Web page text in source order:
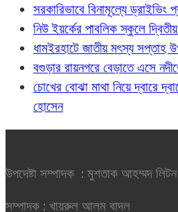
সরকারিভাবে বিনামূল্যে ড্রাইভিং
নিউ ইয়র্কের পাবলিক স্কুলে দ্বিতীয়
ধামইরহাটে জাতীয় মৎস্য সপ্তাহ
বগুড়ার রায়নগরে বেড়াতে এসে
চোখের বোঝা মাথা নিয়ে দ্বারে
হোসেন
উপদেষ্টা সম্পাদক : মুশতাক আহম্মদ লিটন
সম্পাদক : খায়রুল আলম বাদল